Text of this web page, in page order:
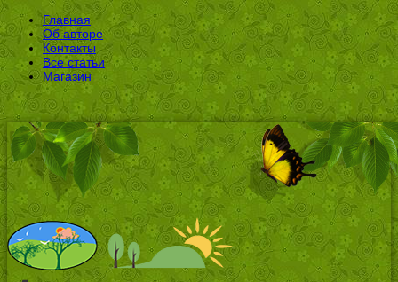
Главная
Об авторе
Контакты
Все статьи
Магазин